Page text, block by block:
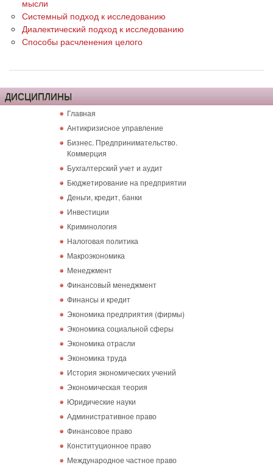
мысли
Системный подход к исследованию
Диалектический подход к исследованию
Способы расчленения целого
ДИСЦИПЛИНЫ
Главная
Антикризисное управление
Бизнес. Предпринимательство.
Коммерция
Бухгалтерский учет и аудит
Бюджетирование на предприятии
Деньги, кредит, банки
Инвестиции
Криминология
Налоговая политика
Макроэкономика
Менеджмент
Финансовый менеджмент
Финансы и кредит
Экономика предприятия (фирмы)
Экономика социальной сферы
Экономика отрасли
Экономика труда
История экономических учений
Экономическая теория
Юридические науки
Административное право
Финансовое право
Конституционное право
Международное частное право